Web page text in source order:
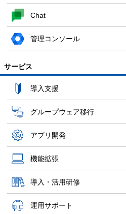
Chat
管理コンソール
サービス
導入支援
グループウェア移行
アプリ開発
機能拡張
導入・活用研修
運用サポート